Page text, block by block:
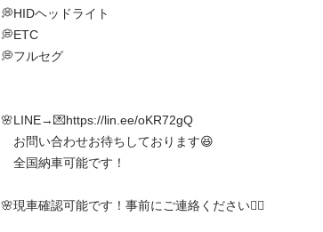
💭HIDヘッドライト
💭ETC
💭フルセグ
🌸LINE→💌https://lin.ee/oKR72gQ
お問い合わせお待ちしております😆
全国納車可能です！
🌸現車確認可能です！事前にご連絡ください🙇‍♂️